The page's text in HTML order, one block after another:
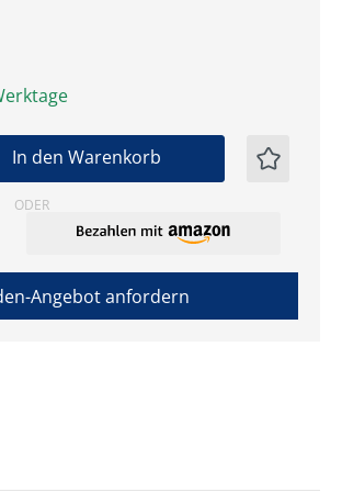
den gewünschten Wert
In den Warenkorb
ODER
Angebot anfordern